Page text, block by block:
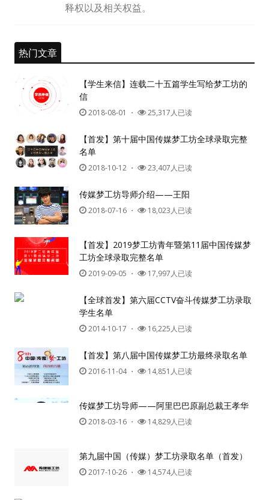
释权以及相关权益。
热门文章
【学生来信】连载二十五篇学生写给梦工坊的
信
2018-08-01 ・ 25,317人已读
【首发】第十届中国传媒梦工坊全球录取完整
名单
2018-10-12 ・ 23,407人已读
传媒梦工坊导师介绍——王阳
2018-07-16 ・ 18,023人已读
【首发】2019梦工坊青年暨第11届中国传媒梦
工坊全球录取完整名单
2019-09-05 ・ 17,997人已读
【全球首发】第六届CCTV奋斗传媒梦工坊录取
学生名单
2014-10-17 ・ 16,225人已读
【首发】第八届中国传媒梦工坊最终录取名单
2016-11-04・ 14,851人已读
传媒梦工坊导师——阿里巴巴原副总裁王孝华
2018-03-16 ・ 14,829人已读
第九届中国（传媒）梦工坊录取名单（首发）
2017-10-26 ・ 14,574人已读